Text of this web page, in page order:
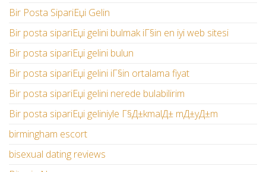
Bir Posta SipariЕџi Gelin
Bir posta sipariЕџi gelini bulmak iГ§in en iyi web sitesi
Bir posta sipariЕџi gelini bulun
Bir posta sipariЕџi gelini iГ§in ortalama fiyat
Bir posta sipariЕџi gelini nerede bulabilirim
Bir posta sipariЕџi geliniyle Г§Д±kmalД± mД±yД±m
birmingham escort
bisexual dating reviews